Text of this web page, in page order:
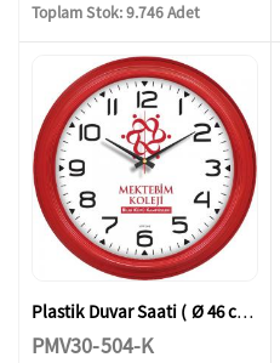
Toplam Stok: 9.746 Adet
Plastik Duvar Saati ( Ø 46 cm )
PMV30-504-K